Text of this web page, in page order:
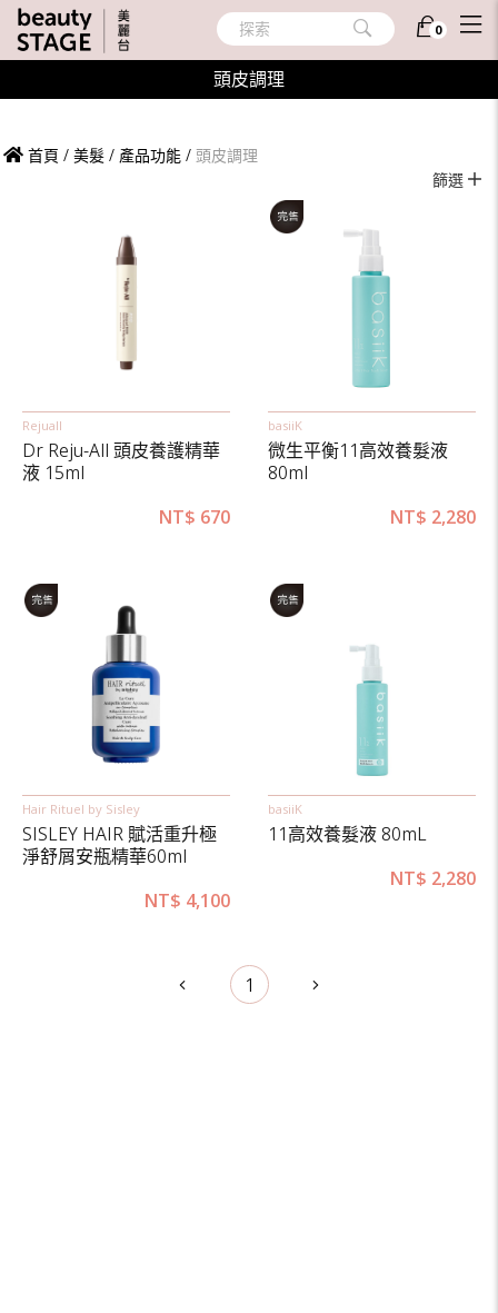
探索 0
頭皮調理
首頁 / 美髮 / 產品功能 / 頭皮調理
篩選
Rejuall
Dr Reju-All 頭皮養護精華
液 15ml
NT$ 670
basiiK
微生平衡11高效養髮液
80ml
NT$ 2,280
Hair Rituel by Sisley
SISLEY HAIR 賦活重升極
淨舒屑安瓶精華60ml
NT$ 4,100
basiiK
11高效養髮液 80mL
NT$ 2,280
1